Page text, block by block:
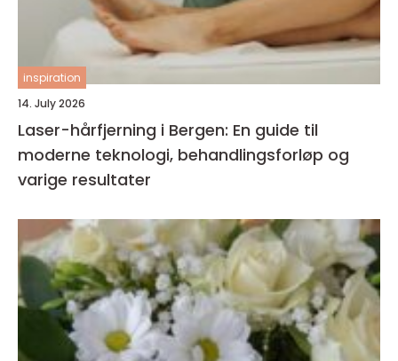
inspiration
14. July 2026
Laser-hårfjerning i Bergen: En guide til
moderne teknologi, behandlingsforløp og
varige resultater